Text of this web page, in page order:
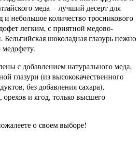
меда - лучший десерт для
и небольшое количество тросникового
легким, с приятной медово-
шоколадная глазурь нежно
с добавлением натурального меда,
глазури (из высококачественного
без добавления сахара),
и ягод, только высшего
о своем выборе!